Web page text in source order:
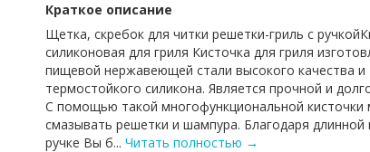
Краткое описание
Щетка, скребок для читки решетки-гриль с
силиконовая для гриля Кисточка для гриля
пищевой нержавеющей стали высокого качества и
термостойкого силикона. Является прочной и
С помощью такой многофункциональной
смазывать решетки и шампура. Благодаря длинной
ручке Вы б... Читать полностью →